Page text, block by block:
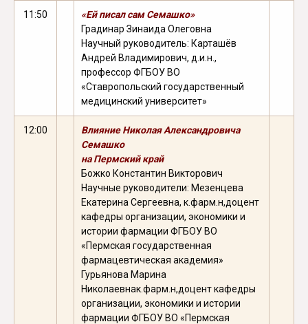
11:50
«Ей писал сам Семашко»
Градинар Зинаида Олеговна
Научный руководитель: Карташёв
Андрей Владимирович, д.и.н.,
профессор ФГБОУ ВО
«Ставропольский государственный
медицинский университет»
12:00
Влияние Николая Александровича
Семашко
на Пермский край
Божко Константин Викторович
Научные руководители: Мезенцева
Екатерина Сергеевна, к.фарм.н,доцент
кафедры организации, экономики и
истории фармации ФГБОУ ВО
«Пермская государственная
фармацевтическая академия»
Гурьянова Марина
Николаевнак.фарм.н,доцент кафедры
организации, экономики и истории
фармации ФГБОУ ВО «Пермская